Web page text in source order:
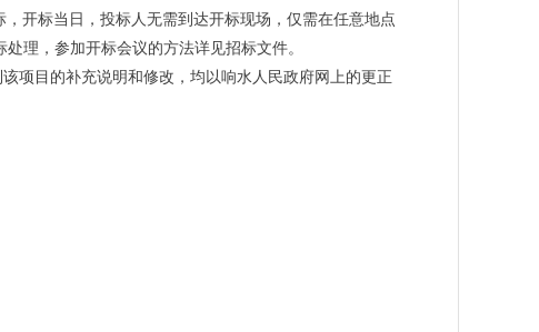
开标当日，投标人无需到达开标现场，仅需在任意地点
理，参加开标会议的方法详见招标文件。
项目的补充说明和修改，均以响水人民政府网上的更正